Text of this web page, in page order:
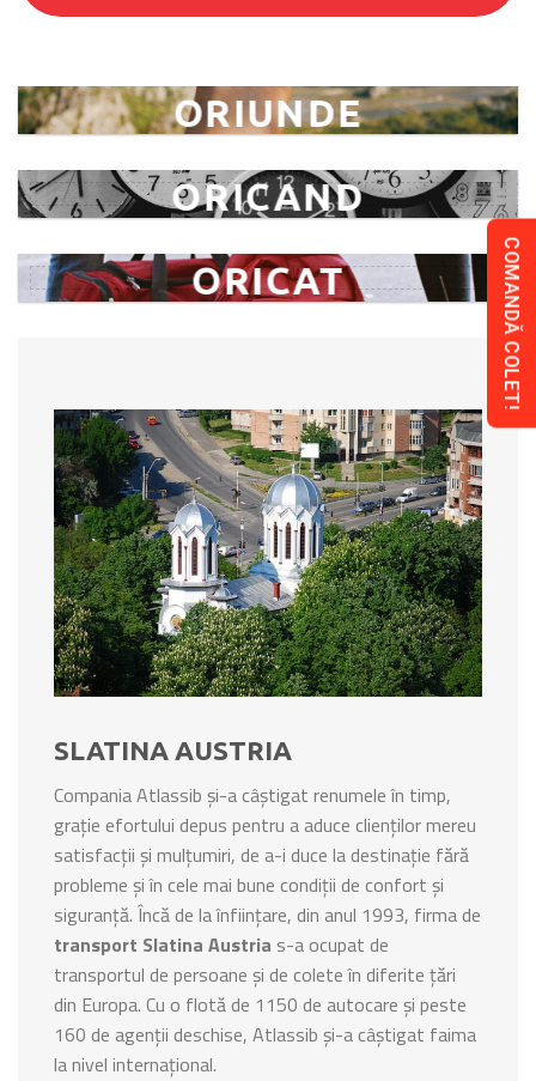
ORIUNDE
ORICAND
ORICAT
SLATINA AUSTRIA
Compania Atlassib și-a câștigat renumele în timp,
grație efortului depus pentru a aduce clienților mereu
satisfacții și mulțumiri, de a-i duce la destinație fără
probleme și în cele mai bune condiții de confort și
siguranță. Încă de la înființare, din anul 1993, firma de
transport Slatina Austria s-a ocupat de
transportul de persoane și de colete în diferite țări
din Europa. Cu o flotă de 1150 de autocare și peste
160 de agenții deschise, Atlassib și-a câștigat faima
la nivel internațional.
COMANDĂ COLET!